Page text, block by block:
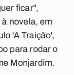
ficar",
novela, em
'A Traição',
para rodar o
Monjardim.